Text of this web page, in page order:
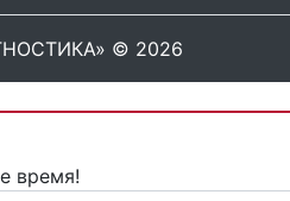
© 2026
время!